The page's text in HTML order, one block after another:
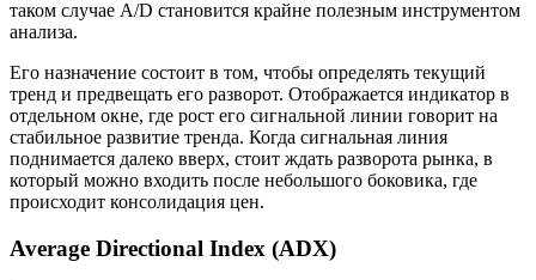
таком случае A/D становится крайне полезным инструментом
анализа.
Его назначение состоит в том, чтобы определять текущий
тренд и предвещать его разворот. Отображается индикатор в
отдельном окне, где рост его сигнальной линии говорит на
стабильное развитие тренда. Когда сигнальная линия
поднимается далеко вверх, стоит ждать разворота рынка, в
который можно входить после небольшого боковика, где
происходит консолидация цен.
Average Directional Index (ADX)